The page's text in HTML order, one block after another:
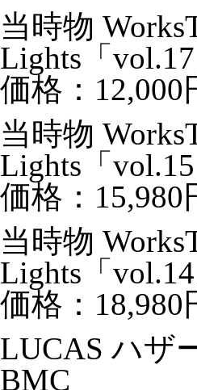
当時物
Lights「vol.17
価格：12,000
当時物
Lights「vol.15
価格：15,980
当時物
Lights「vol.14
価格：18,980
LUCAS ハザ
BMC